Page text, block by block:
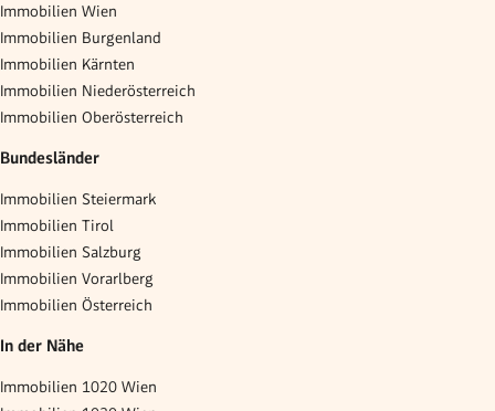
Immobilien Wien
Immobilien Burgenland
Immobilien Kärnten
Immobilien Niederösterreich
Immobilien Oberösterreich
Bundesländer
Immobilien Steiermark
Immobilien Tirol
Immobilien Salzburg
Immobilien Vorarlberg
Immobilien Österreich
In der Nähe
Immobilien 1020 Wien